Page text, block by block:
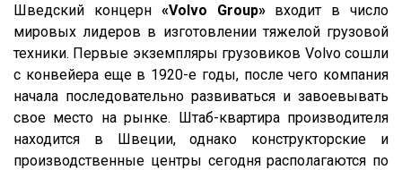
Бецема
Bonum
Fruehauf
Sacim
1997
1996
1995
1994
1993
1992
G440
P280
P340
P400
P420
P440
Шведский концерн «Volvo Group»входит в число
мировых лидеров в изготовлении тяжелой грузовой
техники. Первые экземпляры грузовиков Volvo сошли
с конвейера еще в 1920-е годы, после чего компания
начала последовательно развиваться и завоевывать
свое место на рынке. Штаб-квартира производителя
находится в Швеции, однако конструкторские и
производственные центры сегодня располагаются по